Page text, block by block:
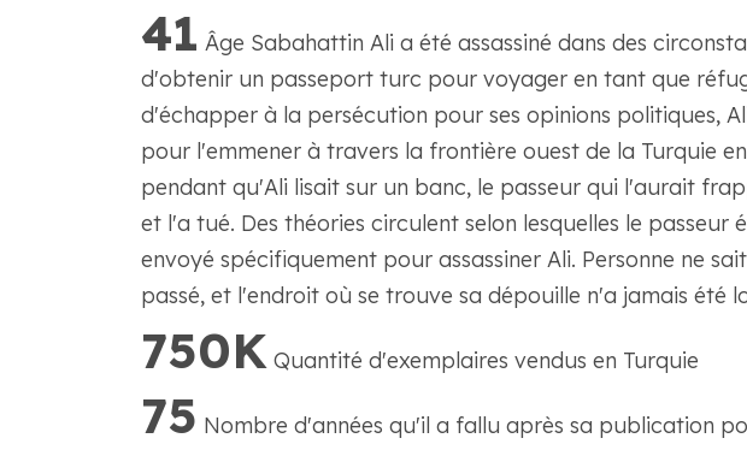
41 Âge Sabahattin Ali a été assassiné dans des
d'obtenir un passeport turc pour voyager en tant que
d'échapper à la persécution pour ses opinions politiques,
pour l'emmener à travers la frontière ouest de la Turquie
pendant qu'Ali lisait sur un banc, le passeur qui l'aurait
et l'a tué. Des théories circulent selon lesquelles le passeur
envoyé spécifiquement pour assassiner Ali. Personne ne
passé, et l'endroit où se trouve sa dépouille n'a jamais été
750K Quantité d'exemplaires vendus en Turquie
75 Nombre d'années qu'il a fallu après sa publication